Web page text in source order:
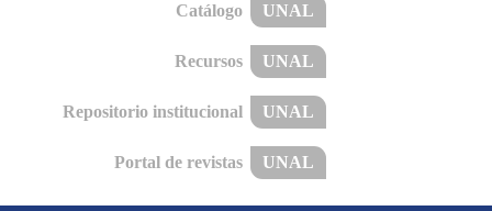
Catálogo UNAL
Recursos UNAL
Repositorio institucional UNAL
Portal de revistas UNAL